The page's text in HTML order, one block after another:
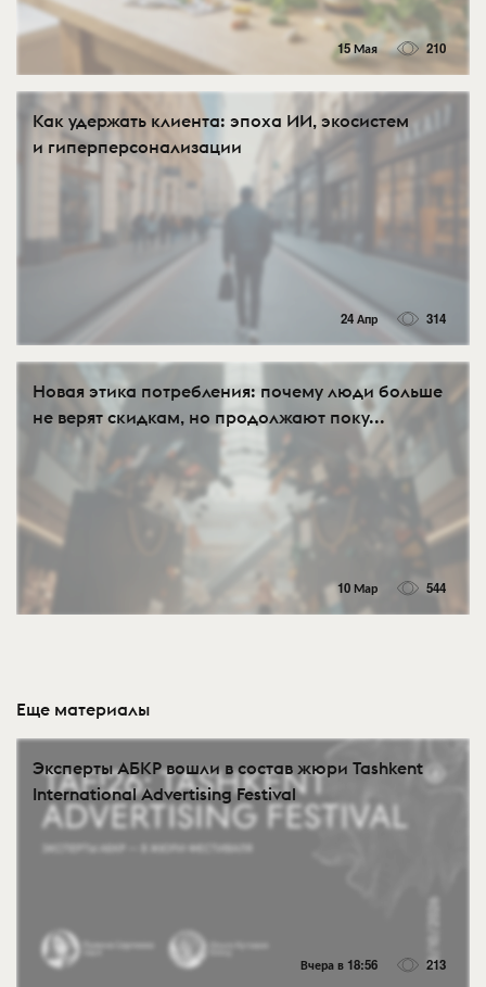
15 Мая 210
Как удержать клиента: эпоха ИИ, экосистем
и гиперперсонализации
24 Апр 314
Новая этика потребления: почему люди больше
не верят скидкам, но продолжают поку...
10 Мар 544
Еще материалы
Эксперты АБКР вошли в состав жюри Tashkent
International Advertising Festival
Вчера в 18:56 213